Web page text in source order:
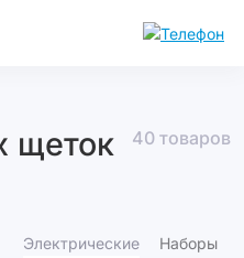
щеток
40 товаров
Электрические Наборы